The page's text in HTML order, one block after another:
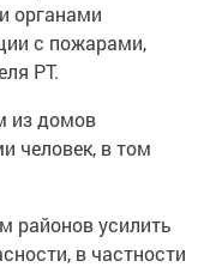
органами
с пожарами,
РТ.
из домов
человек, в том
районов усилить
в частности